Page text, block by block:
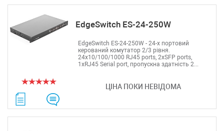
EdgeSwitch ES-24-250W
ЦІНА ПОКИ НЕВІДОМА
EdgeSwitch ES-24-250W - 24-х портовий
керований комутатор 2/3 рівня.
24x10/100/1000 RJ45 ports, 2xSFP ports,
1xRJ45 Serial port, пропускна здатність 2...